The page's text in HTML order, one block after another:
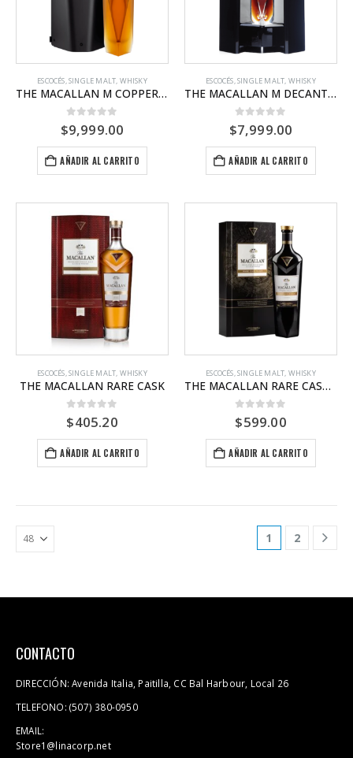
ESCOCÉS,SINGLE MALT, WHISKY
THE MACALLAN M COPPER 2022
0out of 5
$9,999.00
AÑADIR AL CARRITO
ESCOCÉS,SINGLE MALT, WHISKY
THE MACALLAN M DECANTER
0out of 5
$7,999.00
AÑADIR AL CARRITO
ESCOCÉS,SINGLE MALT, WHISKY
THE MACALLAN RARE CASK
0out of 5
$405.20
AÑADIR AL CARRITO
ESCOCÉS,SINGLE MALT, WHISKY
THE MACALLAN RARE CASK BLACK BOX
0out of 5
$599.00
AÑADIR AL CARRITO
1 2
CONTACTO
DIRECCIÓN: Avenida Italia, Paitilla, CC Bal Harbour, Local 26
TELEFONO: (507) 380-0950
EMAIL:
Store1@linacorp.net